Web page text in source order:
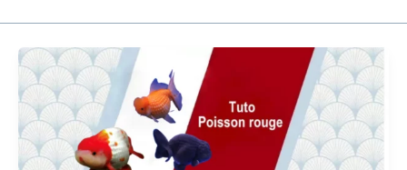
C’est
quoi
un
poisson
rouge